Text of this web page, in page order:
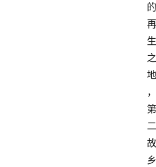
的
再
生
之
地
，
第
二
故
乡